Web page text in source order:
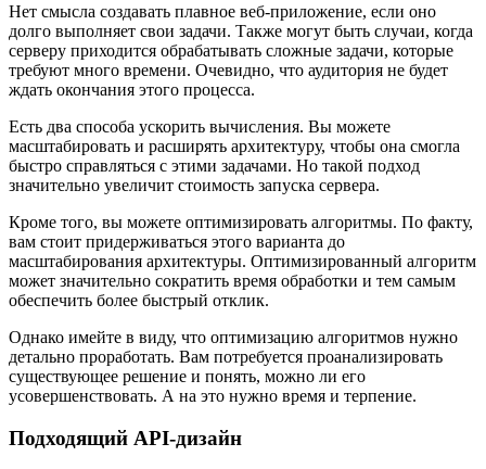
Нет смысла создавать плавное веб-приложение, если оно
долго выполняет свои задачи. Также могут быть случаи, когда
серверу приходится обрабатывать сложные задачи, которые
требуют много времени. Очевидно, что аудитория не будет
ждать окончания этого процесса.
Есть два способа ускорить вычисления. Вы можете
масштабировать и расширять архитектуру, чтобы она смогла
быстро справляться с этими задачами. Но такой подход
значительно увеличит стоимость запуска сервера.
Кроме того, вы можете оптимизировать алгоритмы. По факту,
вам стоит придерживаться этого варианта до
масштабирования архитектуры. Оптимизированный алгоритм
может значительно сократить время обработки и тем самым
обеспечить более быстрый отклик.
Однако имейте в виду, что оптимизацию алгоритмов нужно
детально проработать. Вам потребуется проанализировать
существующее решение и понять, можно ли его
усовершенствовать. А на это нужно время и терпение.
Подходящий API-дизайн